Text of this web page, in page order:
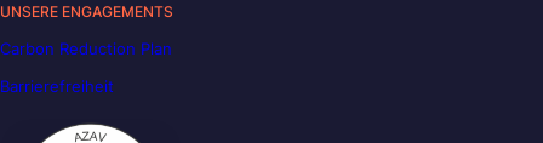
UNSERE ENGAGEMENTS
Carbon Reduction Plan
Barrierefreiheit